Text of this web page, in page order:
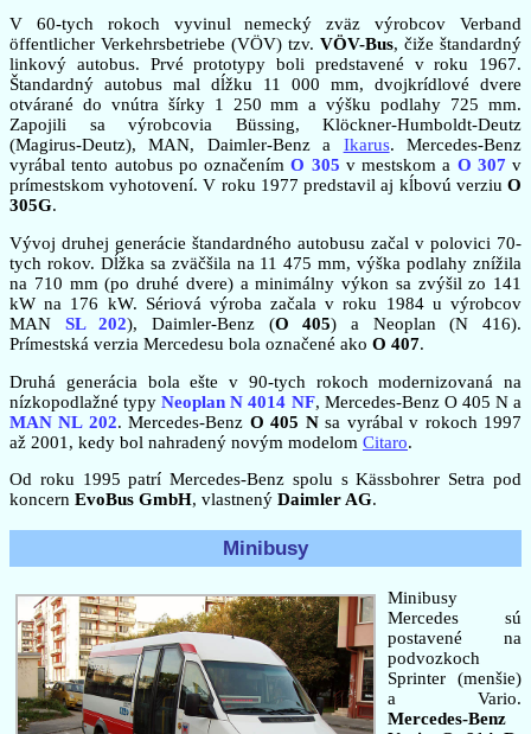
V 60-tych rokoch vyvinul nemecký zväz výrobcov Verband
öffentlicher Verkehrsbetriebe (VÖV) tzv. VÖV-Bus, čiže štandardný
linkový autobus. Prvé prototypy boli predstavené v roku 1967.
Štandardný autobus mal dĺžku 11 000 mm, dvojkrídlové dvere
otvárané do vnútra šírky 1 250 mm a výšku podlahy 725 mm.
Zapojili sa výrobcovia Büssing, Klöckner-Humboldt-Deutz
(Magirus-Deutz), MAN, Daimler-Benz a Ikarus. Mercedes-Benz
vyrábal tento autobus po označenímO 305 v mestskom a O 307 v
prímestskom vyhotovení. V roku 1977 predstavil aj kĺbovú verziu O
305G.
Vývoj druhej generácie štandardného autobusu začal v polovici 70-
tych rokov. Dĺžka sa zväčšila na 11 475 mm, výška podlahy znížila
na 710 mm (po druhé dvere) a minimálny výkon sa zvýšil zo 141
kW na 176 kW. Sériová výroba začala v roku 1984 u výrobcov
MAN SL 202), Daimler-Benz (O 405) a Neoplan (N 416).
Prímestská verzia Mercedesu bola označené ako O 407.
Druhá generácia bola ešte v 90-tych rokoch modernizovaná na
nízkopodlažné typyNeoplan N 4014 NF, Mercedes-Benz O 405 N a
MAN NL 202. Mercedes-Benz O 405 Nsa vyrábal v rokoch 1997
až 2001, kedy bol nahradený novým modelom Citaro.
Od roku 1995 patrí Mercedes-Benz spolu s Kässbohrer Setra pod
koncern EvoBus GmbH, vlastnený Daimler AG.
Minibusy
Minibusy
Mercedes sú
postavené na
podvozkoch
Sprinter (menšie)
a Vario.
Mercedes-Benz